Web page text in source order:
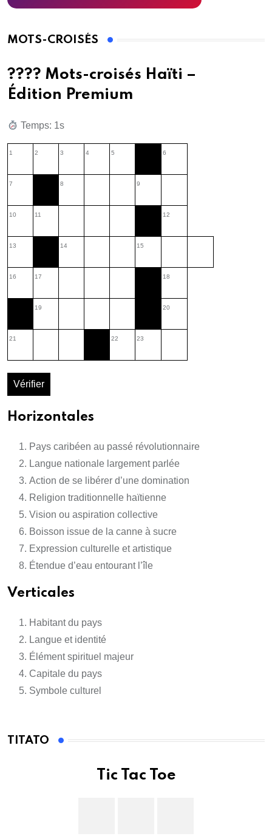
MOTS-CROISÉS
???? Mots-croisés Haïti –
Édition Premium
Temps: 2s
1 2 3 4 5 6
7 8 9
10 11 12
13 14 15
16 17 18
19 20
21 22 23
Vérifier
Horizontales
Pays caribéen au passé révolutionnaire
Langue nationale largement parlée
Action de se libérer d’une domination
Religion traditionnelle haïtienne
Vision ou aspiration collective
Boisson issue de la canne à sucre
Expression culturelle et artistique
Étendue d’eau entourant l’île
Verticales
Habitant du pays
Langue et identité
Élément spirituel majeur
Capitale du pays
Symbole culturel
TITATO
Tic Tac Toe